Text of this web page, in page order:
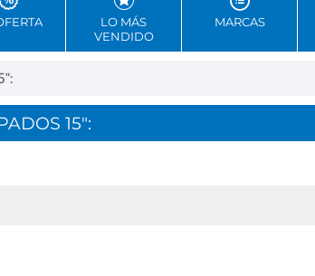
LO MÁS
VENDIDO
MARCAS
15":